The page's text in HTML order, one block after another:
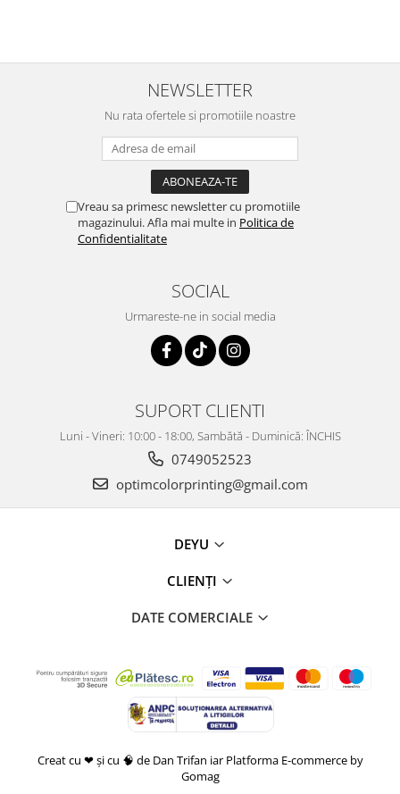
NEWSLETTER
Nu rata ofertele si promotiile noastre
Vreau sa primesc newsletter cu promotiile
magazinului. Afla mai multe in Politica de
Confidentialitate
SOCIAL
Urmareste-ne in social media
SUPORT CLIENTI
Luni - Vineri: 10:00 - 18:00, Sambătă - Duminică: ÎNCHIS
0749052523
optimcolorprinting@gmail.com
DEYU
CLIENȚI
DATE COMERCIALE
Creat cu ❤ și cu 🧠 de Dan Trifan iar Platforma E-commerce by
Gomag